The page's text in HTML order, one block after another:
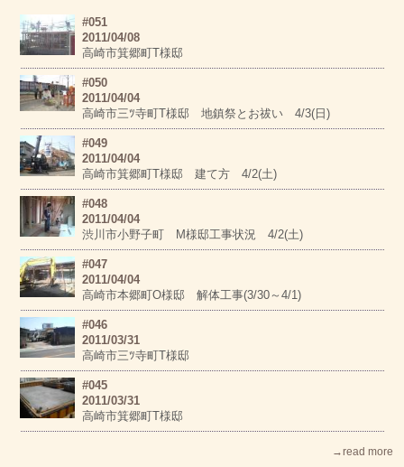
#051
2011/04/08
高崎市箕郷町T様邸
#050
2011/04/04
高崎市三ﾂ寺町T様邸 地鎮祭とお祓い 4/3(日)
#049
2011/04/04
高崎市箕郷町T様邸 建て方 4/2(土)
#048
2011/04/04
渋川市小野子町 M様邸工事状況 4/2(土)
#047
2011/04/04
高崎市本郷町O様邸 解体工事(3/30～4/1)
#046
2011/03/31
高崎市三ﾂ寺町T様邸
#045
2011/03/31
高崎市箕郷町T様邸
→read more